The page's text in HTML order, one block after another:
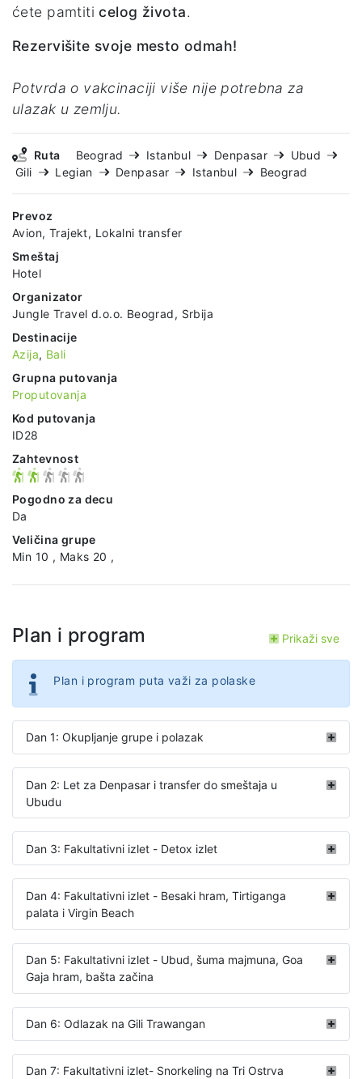
ćete pamtiticelog života.
Rezervišite svoje mesto odmah!
Potvrda o vakcinaciji više nije potrebna za
ulazak u zemlju.
Ruta Beograd Istanbul Denpasar
Ubud
Gili
Legian Denpasar Istanbul Beograd
Prevoz
Avion, Trajekt, Lokalni transfer
Smeštaj
Hotel
Organizator
Jungle Travel d.o.o. Beograd, Srbija
Destinacije
Azija, Bali
Grupna putovanja
Proputovanja
Kod putovanja
ID28
Zahtevnost
Pogodno za decu
Da
Veličina grupe
Min 10 , Maks 20 ,
Plan i program Prikaži sve
Plan i program puta važi za polaske
Dan 1: Okupljanje grupe i polazak
Dan 2: Let za Denpasar i transfer do smeštaja u
Ubudu
Dan 3: Fakultativni izlet - Detox izlet
Dan 4: Fakultativni izlet - Besaki hram, Tirtiganga
palata i Virgin Beach
Dan 5: Fakultativni izlet - Ubud, šuma majmuna, Goa
Gaja hram, bašta začina
Dan 6: Odlazak na Gili Trawangan
Dan 7: Fakultativni izlet- Snorkeling na Tri Ostrva